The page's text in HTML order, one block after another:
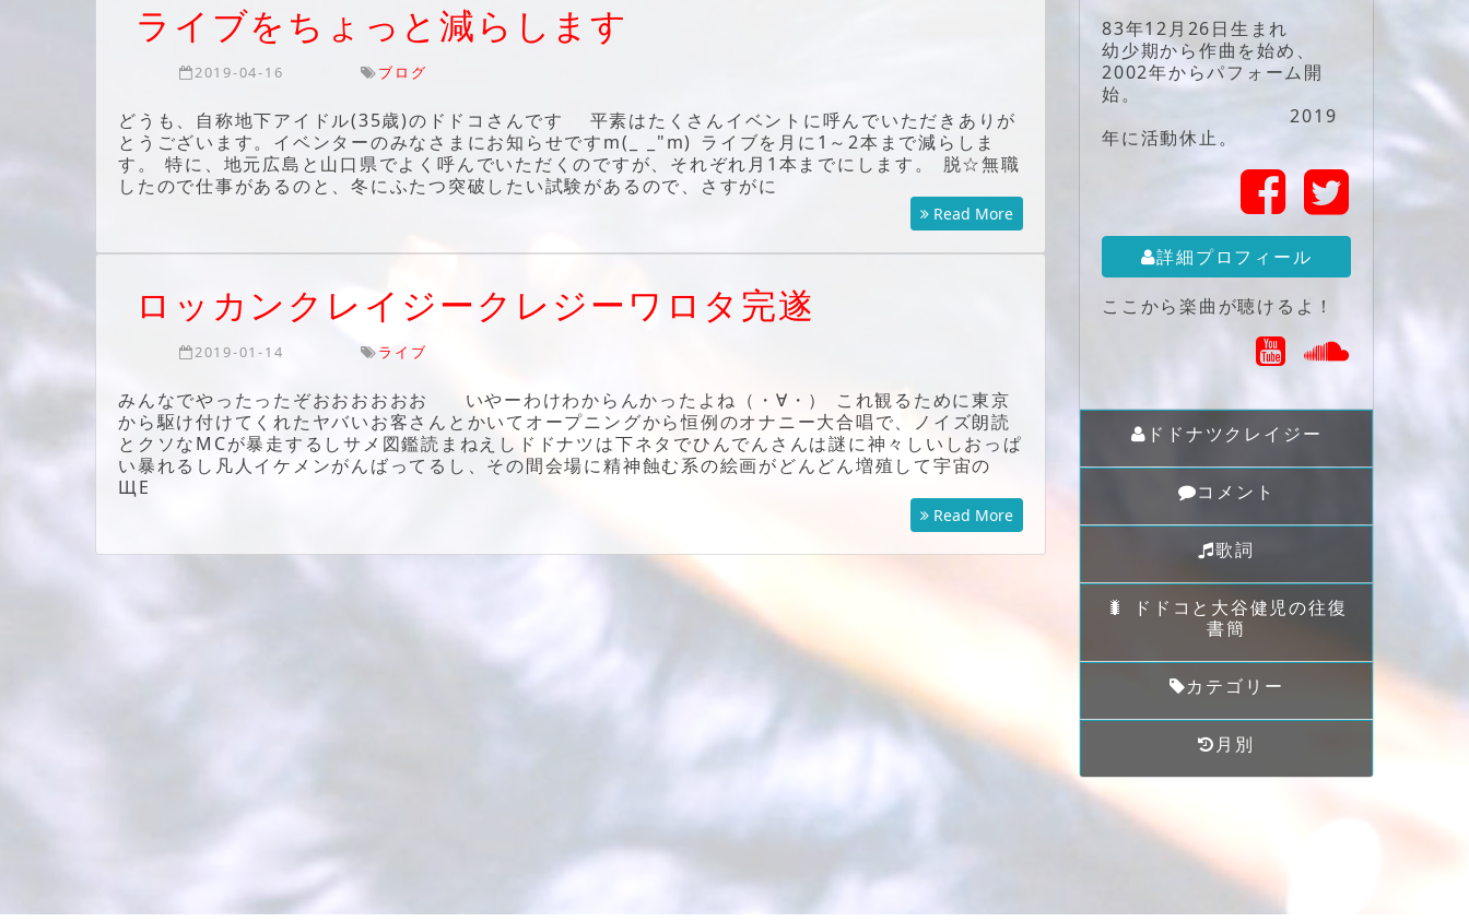
ライブをちょっと減らします
2019-04-16 ブログ
どうも、自称地下アイドル(35歳)のドドコさんです 平素はたくさんイベントに呼んでいただきありが
とうございます。イベンターのみなさまにお知らせですm(_ _"m) ライブを月に1～2本まで減らしま
す。 特に、地元広島と山口県でよく呼んでいただくのですが、それぞれ月1本までにします。 脱☆無職
したので仕事があるのと、冬にふたつ突破したい試験があるので、さすがに
Read More
ロッカンクレイジークレジーワロタ完遂
2019-01-14 ライブ
みんなでやったったぞおおおおおお いやーわけわからんかったよね（・∀・） これ観るために東京
から駆け付けてくれたヤバいお客さんとかいてオープニングから恒例のオナニー大合唱で、ノイズ朗読
とクソなMCが暴走するしサメ図鑑読まねえしドドナツは下ネタでひんでんさんは謎に神々しいしおっぱ
い暴れるし凡人イケメンがんばってるし、その間会場に精神蝕む系の絵画がどんどん増殖して宇宙の
ЩЕ
Read More
83年12月26日生まれ
幼少期から作曲を始め、
2002年からパフォーム開
始。
2019
年に活動休止。
詳細プロフィール
ここから楽曲が聴けるよ！
ドドナツクレイジー
コメント
歌詞
🐛 ドドコと大谷健児の往復
書簡
カテゴリー
月別